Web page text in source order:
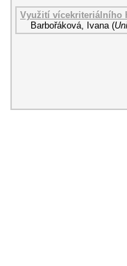
Využití vícekriteriálního
Barbořáková, Ivana (